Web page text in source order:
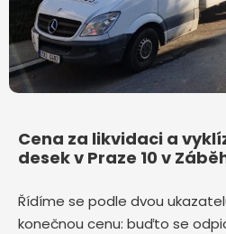
Cena za likvidaci a
desek v Praze 10 v
Řídíme se podle dvou
konečnou cenu: buďto se